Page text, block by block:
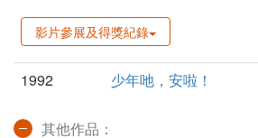
影片參展及得獎紀錄
1992 少年吔，安啦！
其他作品：